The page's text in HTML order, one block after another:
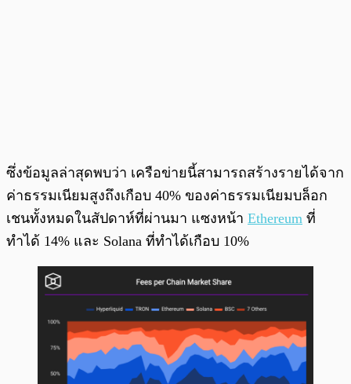
ซึ่งข้อมูลล่าสุดพบว่า เครือข่ายนี้สามารถสร้างรายได้จาก
ค่าธรรมเนียมสูงถึงเกือบ 40% ของค่าธรรมเนียมบล็อก
เชนทั้งหมดในสัปดาห์ที่ผ่านมา แซงหน้า Ethereum ที่
ทำได้ 14% และ Solana ที่ทำได้เกือบ 10%